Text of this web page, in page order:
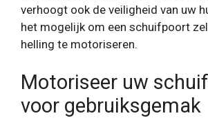
verhoogt ook de veiligheid van uw
het mogelijk om een ​​schuifpoort
helling te motoriseren.
Motoriseer uw
voor gebruiksgemak